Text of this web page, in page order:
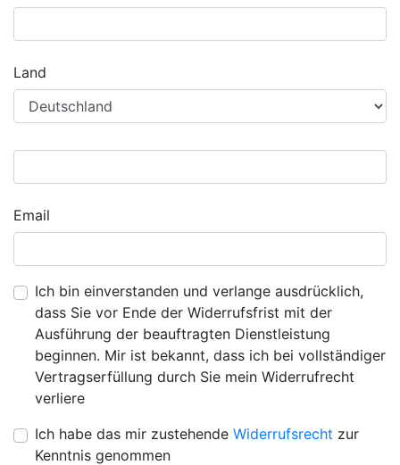
Land
Email
Ich bin einverstanden und verlange ausdrücklich,
dass Sie vor Ende der Widerrufsfrist mit der
Ausführung der beauftragten Dienstleistung
beginnen. Mir ist bekannt, dass ich bei vollständiger
Vertragserfüllung durch Sie mein Widerrufrecht
verliere
Ich habe das mir zustehende Widerrufsrecht zur
Kenntnis genommen